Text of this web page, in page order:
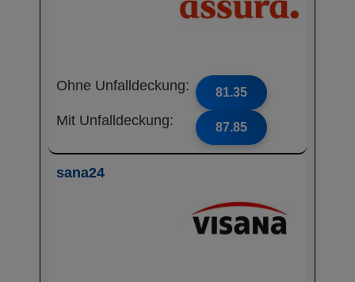
Ohne Unfalldeckung: 81.35
Mit Unfalldeckung: 87.85
sana24